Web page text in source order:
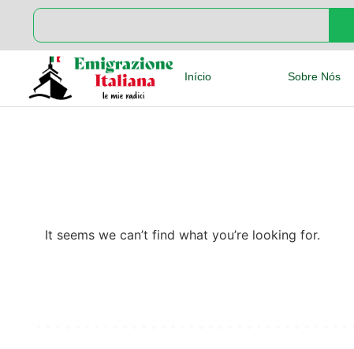
Início Sobre Nós
It seems we can’t find what you’re looking for.